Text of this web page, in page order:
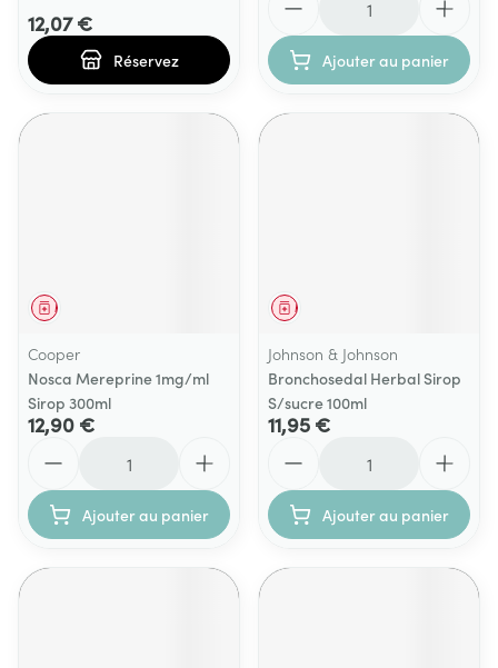
12,07 €
Réservez Ajouter au panier
Médicament
Cooper
Nosca Mereprine 1mg/ml
Sirop 300ml
12,90 €
Ajouter au panier
Médicament
Johnson & Johnson
Bronchosedal Herbal Sirop
S/sucre 100ml
11,95 €
Ajouter au panier